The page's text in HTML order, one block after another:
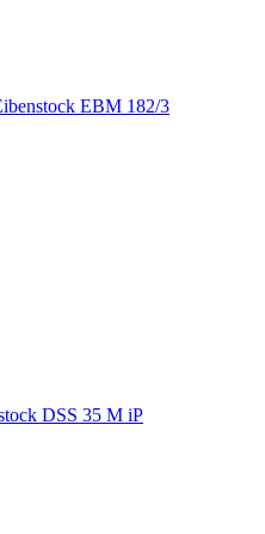
EBM 182/3
DSS 35 M iP